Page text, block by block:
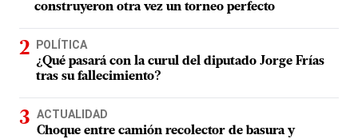
construyeron otra vez un torneo perfecto
POLÍTICA
¿Qué pasará con la curul del diputado Jorge Frías
tras su fallecimiento?
ACTUALIDAD
Choque entre camión recolector de basura y